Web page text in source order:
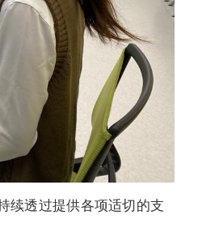
续透过提供各项适切的支